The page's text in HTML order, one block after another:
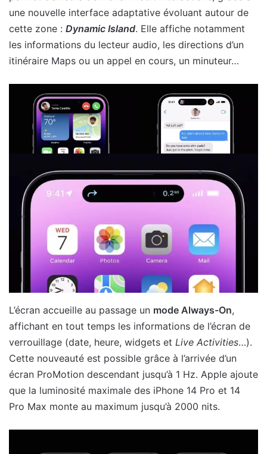
une nouvelle interface adaptative évoluant autour de
cette zone : Dynamic Island. Elle affiche notamment
les informations du lecteur audio, les directions d’un
itinéraire Maps ou un appel en cours, un minuteur…
L’écran accueille au passage un mode Always-On,
affichant en tout temps les informations de l’écran de
verrouillage (date, heure, widgets et Live Activities…).
Cette nouveauté est possible grâce à l’arrivée d’un
écran ProMotion descendant jusqu’à 1 Hz. Apple ajoute
que la luminosité maximale des iPhone 14 Pro et 14
Pro Max monte au maximum jusqu’à 2000 nits.